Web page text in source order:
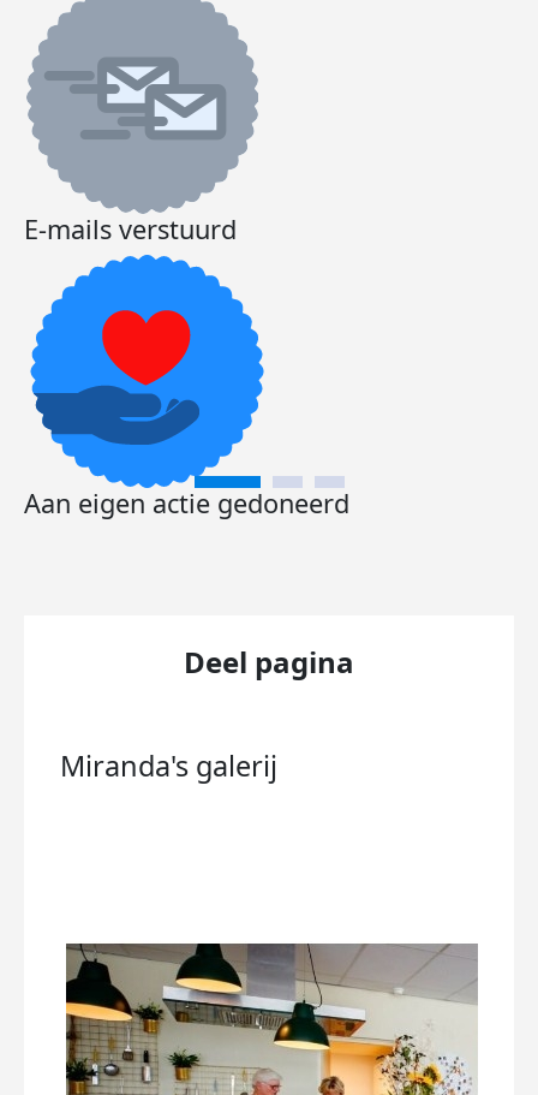
E-mails verstuurd
Aan eigen actie gedoneerd
Deel pagina
Miranda's galerij